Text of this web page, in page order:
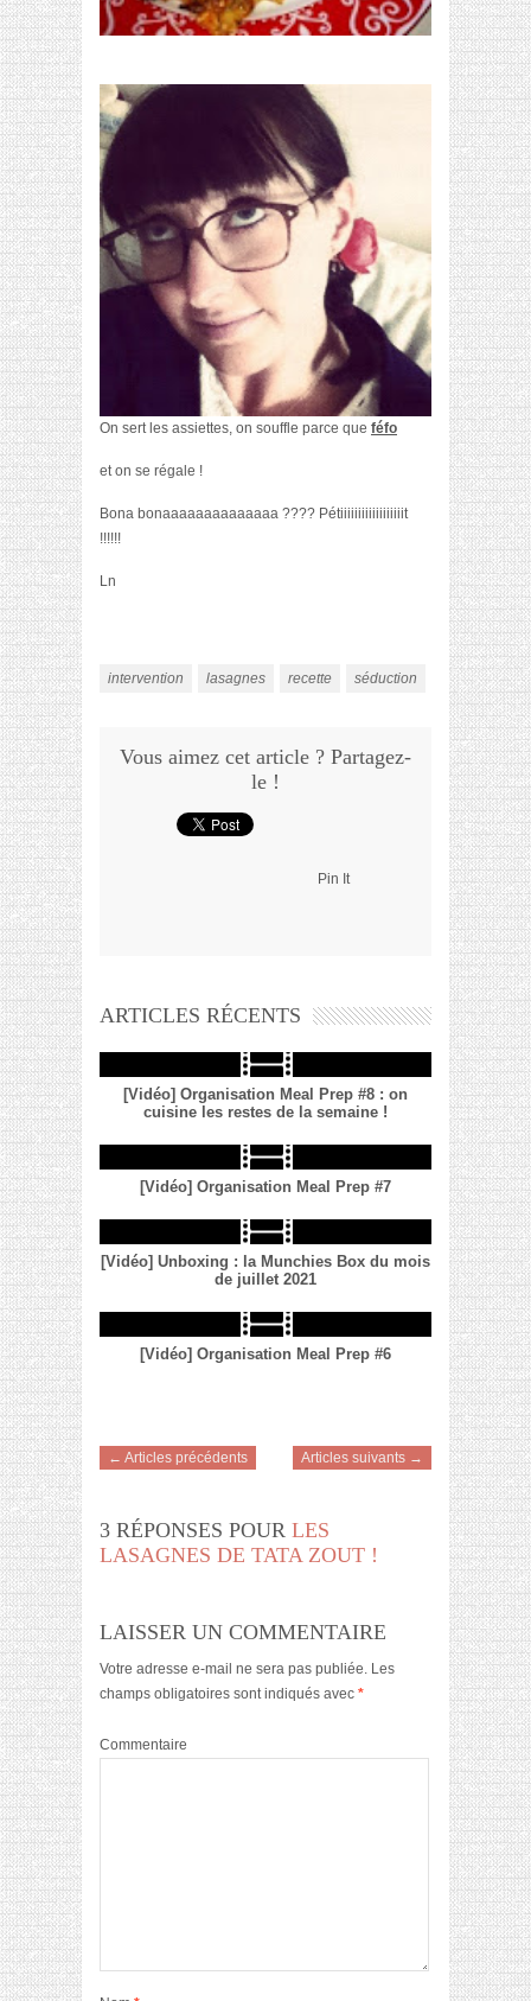
On sert les assiettes, on souffle parce que féfo
et on se régale !
Bona bonaaaaaaaaaaaaaa ???? Pétiiiiiiiiiiiiiiiiiit
!!!!!!
Ln
intervention lasagnes recette séduction
Vous aimez cet article ? Partagez-
le !
Pin It
ARTICLES RÉCENTS
[Vidéo] Organisation Meal Prep #8 : on
cuisine les restes de la semaine !
[Vidéo] Organisation Meal Prep #7
[Vidéo] Unboxing : la Munchies Box du mois
de juillet 2021
[Vidéo] Organisation Meal Prep #6
← Articles précédents Articles suivants →
3 RÉPONSES POUR LES
LASAGNES DE TATA ZOUT !
LAISSER UN COMMENTAIRE
Votre adresse e-mail ne sera pas publiée. Les
champs obligatoires sont indiqués avec *
Commentaire